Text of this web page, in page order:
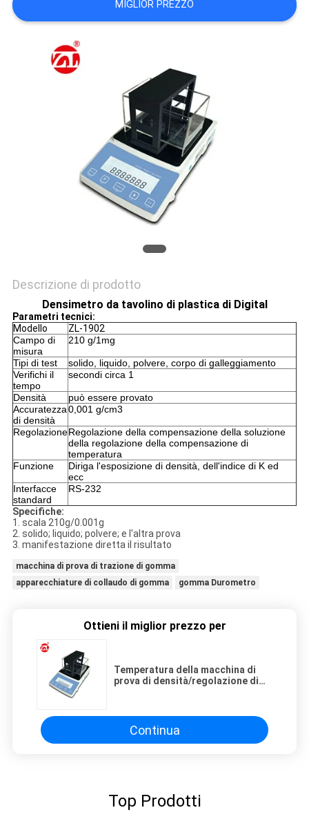
MAPPA
MIGLIOR PREZZO
Descrizione di prodotto
Densimetro da tavolino di plastica di Digital
Parametri tecnici:
Modello
ZL-1902
Campo di
misura
210 g/1mg
Tipi di test
solido, liquido, polvere, corpo di galleggiamento
Verifichi il
tempo
secondi circa 1
Densità
può essere provato
Accuratezza
di densità
0,001 g/cm3
RegolazioneRegolazione della compensazione della soluzione
della regolazione della compensazione di
temperatura
Funzione
Diriga l'esposizione di densità, dell'indice di K ed
ecc
Interfacce
standard
RS-232
Specifiche:
1. scala 210g/0.001g
2. solido; liquido; polvere; e l'altra prova
3. manifestazione diretta il risultato
macchina di prova di trazione di gomma
apparecchiature di collaudo di gomma
gomma Durometro
Ottieni il miglior prezzo per
Temperatura della macchina di
prova di densità/regolazione di
Continua
Top Prodotti